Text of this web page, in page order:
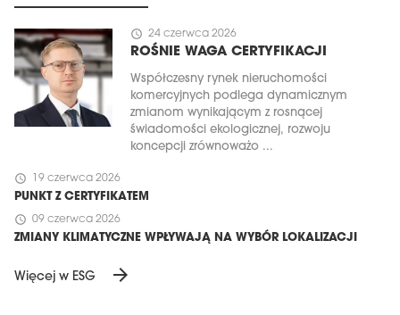
schedule 24 czerwca 2026
ROŚNIE WAGA CERTYFIKACJI
Współczesny rynek nieruchomości
komercyjnych podlega dynamicznym
zmianom wynikającym z rosnącej
świadomości ekologicznej, rozwoju
koncepcji zrównoważo ...
schedule 19 czerwca 2026
PUNKT Z CERTYFIKATEM
schedule 09 czerwca 2026
ZMIANY KLIMATYCZNE WPŁYWAJĄ NA WYBÓR LOKALIZACJI
Więcej w ESG arrow_forward